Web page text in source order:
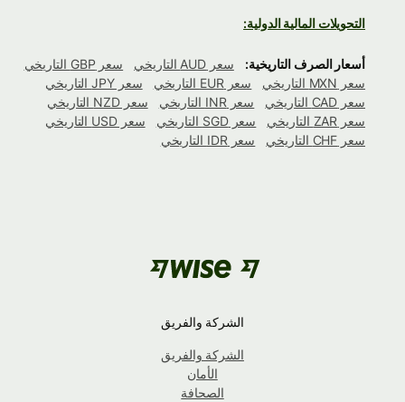
التحويلات المالية الدولية:
أسعار الصرف التاريخية: سعر AUD التاريخي
سعر GBP التاريخي
سعر MXN التاريخي
سعر EUR التاريخي
سعر JPY التاريخي
سعر CAD التاريخي
سعر INR التاريخي
سعر NZD التاريخي
سعر ZAR التاريخي
سعر SGD التاريخي
سعر USD التاريخي
سعر CHF التاريخي
سعر IDR التاريخي
الشركة والفريق
الشركة والفريق
الأمان
الصحافة